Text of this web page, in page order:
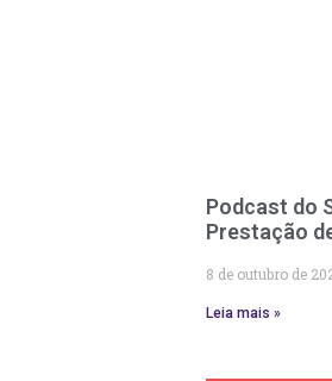
Podcast do
Prestação
8 de outubro de
Leia mais »